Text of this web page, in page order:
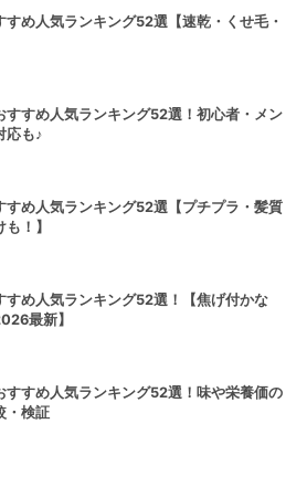
すめ人気ランキング52選【速乾・くせ毛・
すすめ人気ランキング52選！初心者・メン
応も♪
すめ人気ランキング52選【プチプラ・髪質
！】
すめ人気ランキング52選！【焦げ付かな
最新】
すすめ人気ランキング52選！味や栄養価の
・検証